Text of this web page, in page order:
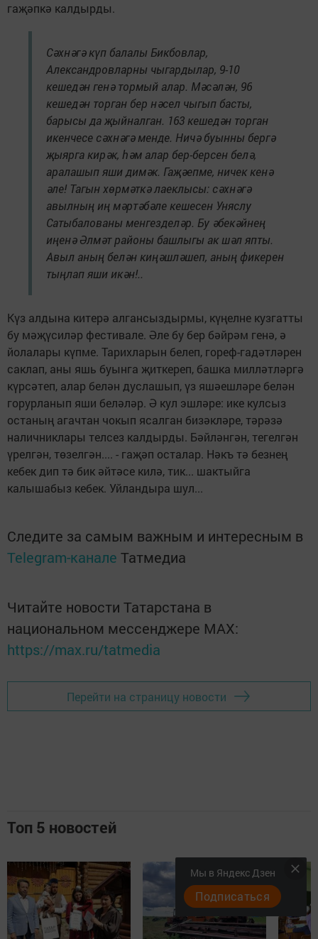
гаҗәпкә калдырды.
Сәхнәгә күп балалы Бикбовлар,
Александровларны чыгардылар, 9-10
кешедән генә тормый алар. Мәсәлән, 96
кешедән торган бер нәсел чыгып басты,
барысы да җыйналган. 163 кешедән торган
икенчесе сәхнәгә менде. Ничә буынны бергә
җыярга кирәк, һәм алар бер-берсен белә,
аралашып яши димәк. Гаҗәепме, ничек кенә
әле! Тагын хөрмәткә лаеклысы: сәхнәгә
авылның иң мәртәбәле кешесен Уняслу
Сатыбалованы менгезделәр. Бу әбекәйнең
иңенә Әлмәт районы башлыгы ак шәл япты.
Авыл аның белән киңәшләшеп, аның фикерен
тыңлап яши икән!..
Күз алдына китерә алгансыздырмы, күңелне кузгатты
бу мәҗүсиләр фестивале. Әле бу бер бәйрәм генә, ә
йолалары күпме. Тарихларын белеп, гореф-гадәтләрен
саклап, аны яшь буынга җиткереп, башка милләтләргә
күрсәтеп, алар белән дуслашып, үз яшәешләре белән
горурланып яши беләләр. Ә кул эшләре: ике кулсыз
останың агачтан чокып ясалган бизәкләре, тәрәзә
наличниклары телсез калдырды. Бәйләнгән, тегелгән
үрелгән, төзелгән.... - гаҗәп осталар. Нәкъ тә безнең
кебек дип тә бик әйтәсе килә, тик... шактыйга
калышабыз кебек. Уйландыра шул...
Следите за самым важным и интересным в
Telegram-канале Татмедиа
Читайте новости Татарстана в
национальном мессенджере MАХ:
https://max.ru/tatmedia
Перейти на страницу новости
Топ 5 новостей
Мы в Яндекс Дзен
Подписаться